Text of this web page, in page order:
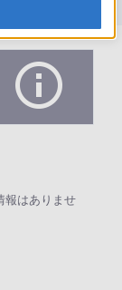
報はありませ